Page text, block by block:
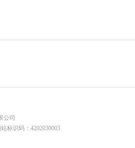
公司
标识码：4202030003